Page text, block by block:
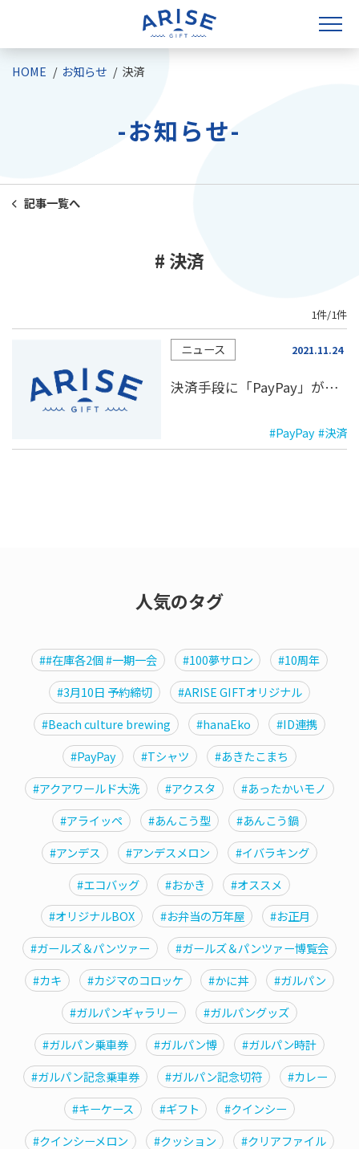
HOME お知らせ 決済
-お知らせ-
記事一覧へ
# 決済
1件/1件
ニュース 2021.11.24
決済手段に「PayPay」が追加されました！
#PayPay #決済
人気のタグ
##在庫各2個 #一期一会 #100夢サロン
#10周年
#3月10日 予約締切
#ARISE GIFTオリジナル
#Beach culture brewing
#hanaEko
#ID連携
#PayPay
#Tシャツ
#あきたこまち
#アクアワールド大洗
#アクスタ
#あったかいモノ
#アライッペ
#あんこう型
#あんこう鍋
#アンデス
#アンデスメロン
#イバラキング
#エコバッグ
#おかき
#オススメ
#オリジナルBOX
#お弁当の万年屋
#お正月
#ガールズ＆パンツァー
#ガールズ＆パンツァー博覧会
#カキ
#カジマのコロッケ #かに丼
#ガルパン
#ガルパンギャラリー
#ガルパングッズ
#ガルパン乗車券
#ガルパン博
#ガルパン時計
#ガルパン記念乗車券
#ガルパン記念切符
#カレー
#キーケース
#ギフト
#クインシー
#クインシーメロン
#クッション
#クリアファイル